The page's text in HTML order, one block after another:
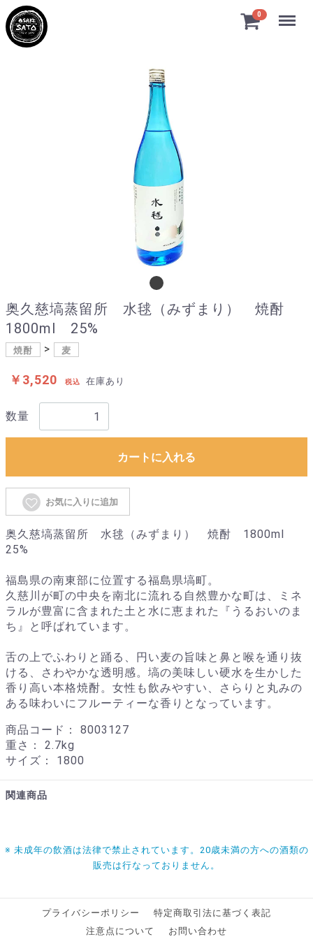
0 Menu
奥久慈塙蒸留所 水毬（みずまり） 焼酎
1800ml 25%
焼酎 麦
￥3,520 税込 在庫あり
数量
カートに入れる
お気に入りに追加
奥久慈塙蒸留所 水毬（みずまり） 焼酎 1800ml
25%
福島県の南東部に位置する福島県塙町。
久慈川が町の中央を南北に流れる自然豊かな町は、ミネ
ラルが豊富に含まれた土と水に恵まれた『うるおいのま
ち』と呼ばれています。
舌の上でふわりと踊る、円い麦の旨味と鼻と喉を通り抜
ける、さわやかな透明感。塙の美味しい硬水を生かした
香り高い本格焼酎。女性も飲みやすい、さらりと丸みの
ある味わいにフルーティーな香りとなっています。
商品コード： 8003127
重さ： 2.7kg
サイズ： 1800
関連商品
※ 未成年の飲酒は法律で禁止されています。20歳未満の方への酒類の
販売は行なっておりません。
プライバシーポリシー
特定商取引法に基づく表記
注意点について
お問い合わせ